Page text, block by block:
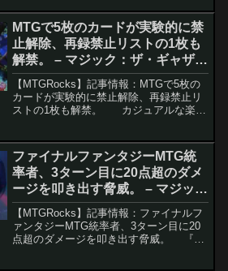
MTGで5枚のカードが実験的に禁
止解除、再録禁止リストの1枚も
解禁。 – マジック：ザ・ギャザリ
ング
【MTGRocks】記事情報：MTGで5枚の
カードが実験的に禁止解除、再録禁止リ
ストの1枚も解禁。 カジュアルな楽し
「cEDH」や「デュエルコマンダー」も
存在し...
ファイナルファンタジーMTG統
率者、3ターン目に20点超のダメ
ージを叩き出す脅威。 – マジッ
ク：ザ・ギャザリング
【MTGRocks】記事情報：ファイナルフ
ァンタジーMTG統率者、3ターン目に20
点超のダメージを叩き出す脅威。 『フ